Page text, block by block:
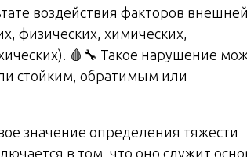
воздействия факторов внешней
физических, химических,
🩸🔧 Такое нарушение
стойким, обратимым или
значение определения тяжести
в том, что оно служит